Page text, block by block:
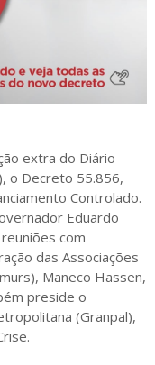
extra do Diário
o Decreto 55.856,
Controlado.
Eduardo
com
das Associações
Maneco Hassen,
preside o
(Granpal),